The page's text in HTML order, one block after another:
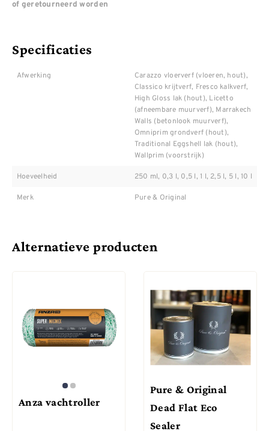
of geretourneerd worden
Specificaties
Afwerking
Carazzo vloerverf (vloeren, hout),
Classico krijtverf, Fresco kalkverf,
High Gloss lak (hout), Licetto
(afneembare muurverf), Marrakech
Walls (betonlook muurverf),
Omniprim grondverf (hout),
Traditional Eggshell lak (hout),
Wallprim (voorstrijk)
Hoeveelheid 250 ml, 0,3 l, 0,5 l, 1 l, 2,5 l, 5 l, 10 l
Merk Pure & Original
Alternatieve producten
Anza vachtroller
Pure & Original
Dead Flat Eco
Sealer